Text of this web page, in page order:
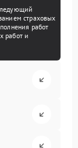
страховых
работ
работ и